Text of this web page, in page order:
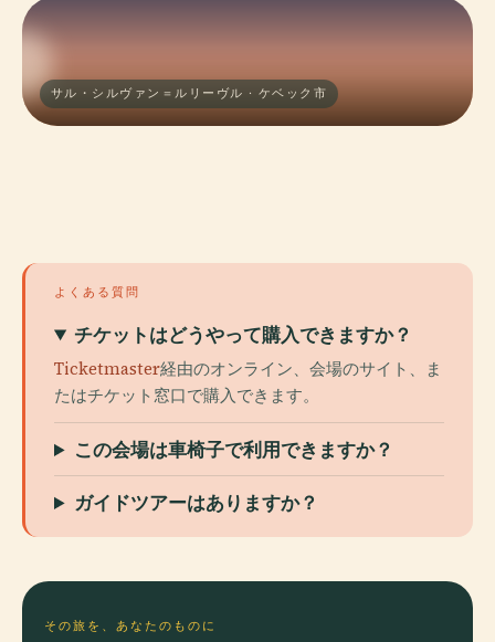
サル・シルヴァン＝ルリーヴル · ケベック市
よくある質問
チケットはどうやって購入できますか？
Ticketmaster経由のオンライン、会場のサイト、ま
たはチケット窓口で購入できます。
この会場は車椅子で利用できますか？
ガイドツアーはありますか？
その旅を、あなたのものに